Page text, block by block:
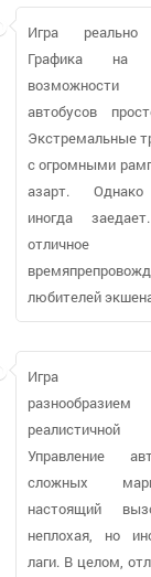
Игра реально
Графика на
автобусов
Экстремальные
с огромными
азарт. Однако
иногда
отличное
любителей
Игра
Управление
сложных
настоящий
неплохая, но
лаги. В целом,